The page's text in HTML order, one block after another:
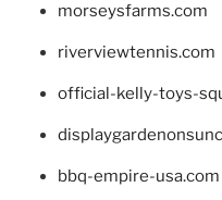
morseysfarms.com
riverviewtennis.com
official-kelly-toys-
bbq-empire-usa.com